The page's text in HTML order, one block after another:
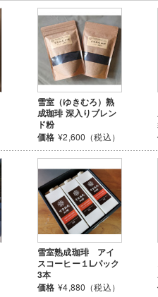
雪室（ゆきむろ）熟
成珈琲 深入りブレン
ド粉
価格 ¥2,600（税込）
雪室熟成珈琲 アイ
スコーヒー１Lパック
3本
価格 ¥4,880（税込）